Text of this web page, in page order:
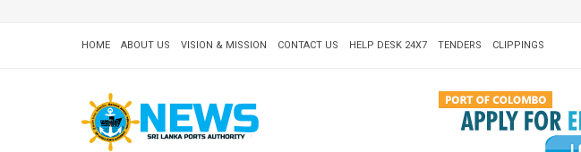
HOME ABOUT US VISION & MISSION CONTACT US HELP DESK 24X7 TENDERS CLIPPINGS